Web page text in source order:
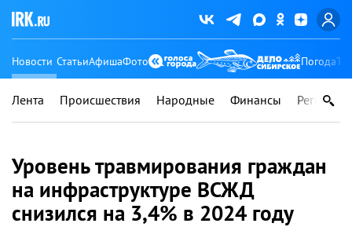
Новости СтатьиАфишаФото Погода
Лента Происшествия Народные Финансы Регионы
Уровень травмирования граждан
на инфраструктуре ВСЖД
снизился на 3,4% в 2024 году